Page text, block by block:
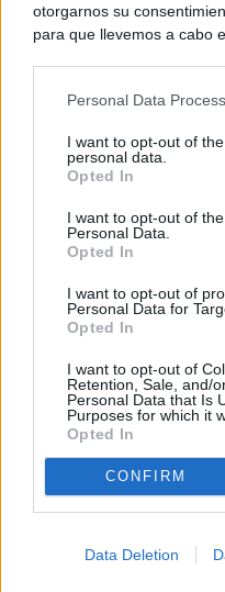
otorgarnos su
para que llevemos a cabo
negar su consentimiento.
de su consentimiento,
rechazar tal
cualquier momento
visitando nuestra política
Personal Data
I want to opt-out of
personal data.
Opted In
I want to opt-out of
Personal Data.
Opted In
I want to opt-out of
Personal Data for
Opted In
I want to opt-out of
Retention, Sale, and/
Personal Data that Is
Purposes for which it
Opted In
CONFIRM
Data Deletion